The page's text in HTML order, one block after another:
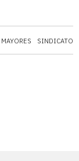
SINDICATOS